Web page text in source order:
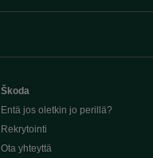
Škoda
Entä jos oletkin jo perillä?
Rekrytointi
Ota yhteyttä